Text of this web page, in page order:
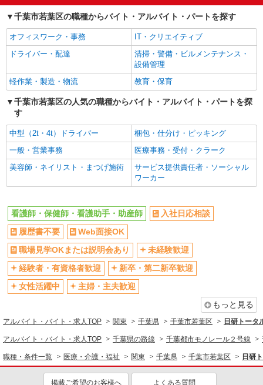
入社日応相談
履歴書不要
Web面接OK
職場見学OKまたは説明会あり
未経験歓迎
経験者・有資格者歓迎
新卒・第二新卒歓迎
女性活躍中
主婦・主夫歓迎
フリーター歓迎
学歴不問
ブランクOK
ミドル（40代～）活躍中
エルダー（50代～）活躍中
シニア（60代～）活躍中
昇給あり
週払い
週2～3日勤務OK
10時～勤務OK
16時前退社OK
深夜
転勤なし
登録制
交通費支給
社割・特典あり
研修制度あり
資格取得支援制度あり
同じ職種から求人を探す
看護師・保健師・看護助手・助産師
同じ特徴から求人を探す
未経験歓迎
ミドル（40代～）活躍中
週2～3日勤務OK
千葉市若葉区の職種からバイト・アルバイト・パートを探す
オフィスワーク・事務
IT・クリエイティブ
ドライバー・配達
清掃・警備・ビルメンテナンス・
設備管理
軽作業・製造・物流
教育・保育
千葉市若葉区の人気の職種からバイト・アルバイト・パートを探
す
中型（2t・4t）ドライバー
梱包・仕分け・ピッキング
一般・営業事務
医療事務・受付・クラーク
美容師・ネイリスト・まつげ施術
サービス提供責任者・ソーシャル
ワーカー
看護師・保健師・看護助手・助産師
入社日応相談
履歴書不要
Web面接OK
職場見学OKまたは説明会あり
未経験歓迎
経験者・有資格者歓迎
新卒・第二新卒歓迎
女性活躍中
主婦・主夫歓迎
もっと見る
アルバイト・バイト・求人TOP 関東 千葉県 千葉市若葉区 日研トータ
アルバイト・バイト・求人TOP 千葉県の路線 千葉都市モノレール２号線
職種・条件一覧 医療・介護・福祉 関東 千葉県 千葉市若葉区 日研
掲載ご希望のお客様へ よくある質問